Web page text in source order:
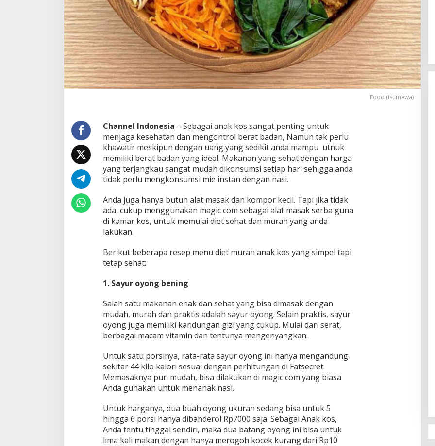
b
T
a
h
u
!
Food (istimewa)
Channel Indonesia – Sebagai anak kos sangat penting untuk
menjaga kesehatan dan mengontrol berat badan, Namun tak perlu
khawatir meskipun dengan uang yang sedikit anda mampu utnuk
memiliki berat badan yang ideal. Makanan yang sehat dengan harga
yang terjangkau sangat mudah dikonsumsi setiap hari sehigga anda
tidak perlu mengkonsumsi mie instan dengan nasi.
Anda juga hanya butuh alat masak dan kompor kecil. Tapi jika tidak
ada, cukup menggunakan magic com sebagai alat masak serba guna
di kamar kos, untuk memulai diet sehat dan murah yang anda
lakukan.
Berikut beberapa resep menu diet murah anak kos yang simpel tapi
tetap sehat:
1. Sayur oyong bening
Salah satu makanan enak dan sehat yang bisa dimasak dengan
mudah, murah dan praktis adalah sayur oyong. Selain praktis, sayur
oyong juga memiliki kandungan gizi yang cukup. Mulai dari serat,
berbagai macam vitamin dan tentunya mengenyangkan.
Untuk satu porsinya, rata-rata sayur oyong ini hanya mengandung
sekitar 44 kilo kalori sesuai dengan perhitungan di Fatsecret.
Memasaknya pun mudah, bisa dilakukan di magic com yang biasa
Anda gunakan untuk menanak nasi.
Untuk harganya, dua buah oyong ukuran sedang bisa untuk 5
hingga 6 porsi hanya dibanderol Rp7000 saja. Sebagai Anak kos,
Anda tentu tinggal sendiri, maka dua batang oyong ini bisa untuk
lima kali makan dengan hanya merogoh kocek kurang dari Rp10